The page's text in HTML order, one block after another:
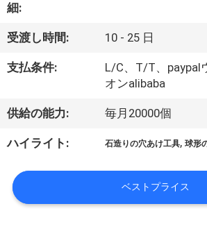
工
旅
行
質
細:
受渡し時間: 10 - 25 日
支払条件:
L/C、T/T、paypal
オンalibaba
供給の能力: 毎月20000個
ハイライト: 石造りの穴あけ工具,球形
ベストプライス